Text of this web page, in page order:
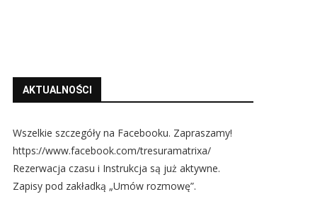
AKTUALNOŚCI
Wszelkie szczegóły na Facebooku. Zapraszamy!
https://www.facebook.com/tresuramatrixa/
Rezerwacja czasu i Instrukcja są już aktywne.
Zapisy pod zakładką „Umów rozmowę”.